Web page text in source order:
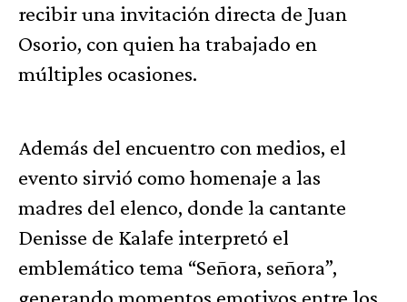
recibir una invitación directa de Juan
Osorio, con quien ha trabajado en
múltiples ocasiones.
Además del encuentro con medios, el
evento sirvió como homenaje a las
madres del elenco, donde la cantante
Denisse de Kalafe interpretó el
emblemático tema “Señora, señora”,